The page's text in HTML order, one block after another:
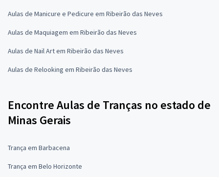
Aulas de Manicure e Pedicure em Ribeirão das Neves
Aulas de Maquiagem em Ribeirão das Neves
Aulas de Nail Art em Ribeirão das Neves
Aulas de Relooking em Ribeirão das Neves
Encontre Aulas de Tranças no estado de
Minas Gerais
Trança em Barbacena
Trança em Belo Horizonte